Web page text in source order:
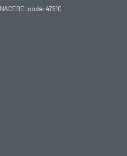
NACEBELcode: 47910